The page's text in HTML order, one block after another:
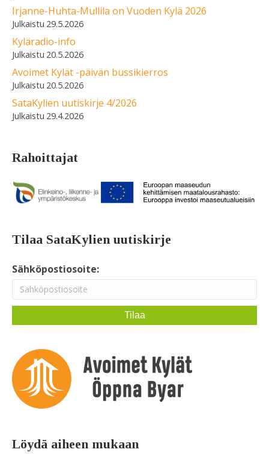
Irjanne-Huhta-Mullila on Vuoden Kylä 2026
29.5.2026
Kyläradio-info
20.5.2026
Avoimet Kylät -päivän bussikierros
20.5.2026
SataKylien uutiskirje 4/2026
29.4.2026
Rahoittajat
Tilaa SataKylien uutiskirje
Sähköpostiosoite:
Löydä aiheen mukaan